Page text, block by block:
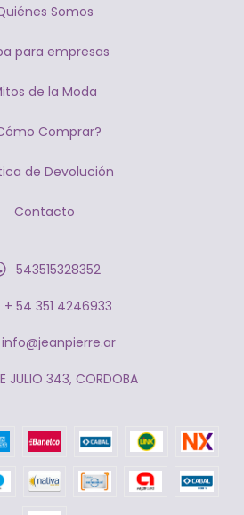
Somos
para empresas
de la Moda
Comprar?
de Devolución
Contacto
543515328352
+ 54 351 4246933
info@jeanpierre.ar
JULIO 343, CORDOBA